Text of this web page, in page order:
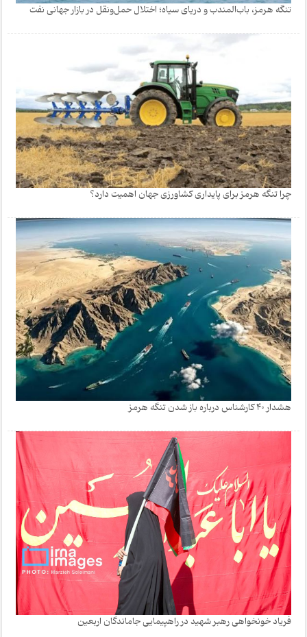
تنگه هرمز، باب‌المندب و دریای سیاه؛ اختلال حمل‌ونقل در بازار جهانی نفت
چرا تنگه هرمز برای پایداری کشاورزی جهان اهمیت دارد؟
هشدار 40 کارشناس درباره باز شدن تنگه هرمز
فریاد خونخواهی رهبر شهید در راهپیمایی جاماندگان اربعین